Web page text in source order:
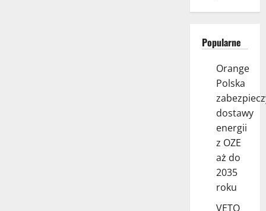
Popularne
Orange
Polska
dostawy
energii
z OZE
aż do
2035
roku
VETO